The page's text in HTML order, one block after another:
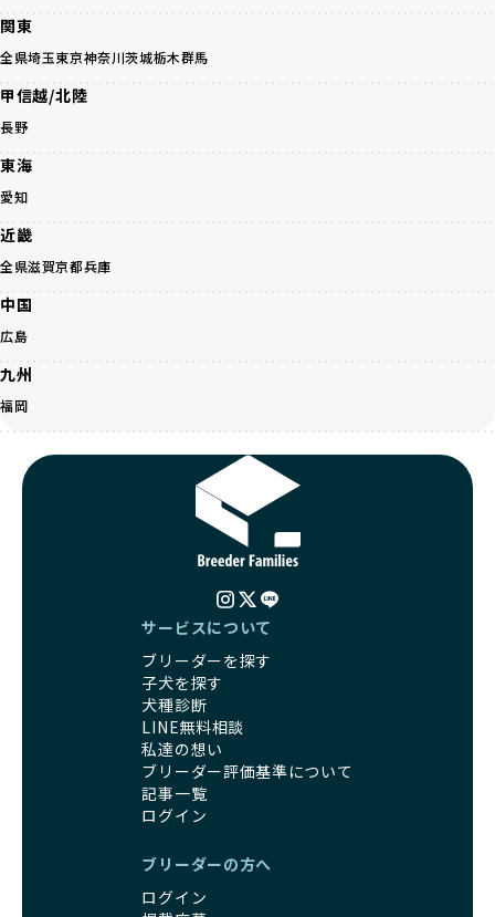
子犬をお迎えすることで、こうした社会貢献活動を間接的に
支えることができます。
BreederFamiliesに登録されているブリーダーは、子犬が心
身ともに健康に育つための環境づくりに全力を注いでいま
す。
遺伝的なリスクを最小限に抑えた繁殖計画、栄養バランスが
考えられた食事、子犬がのびのびと動ける適度な運動環境、
さらに獣医師と連携した健康管理まで徹底しています。
その結果、BreederFamiliesを通じてお迎えする子犬は、元
気で健康なスタートを切れることが大きな魅力です。
子犬の社会性は、家庭でのしつけをスムーズにする重要なポ
イントです。BreederFamiliesのブリーダーは、母犬や兄弟
犬、人との触れ合いの時間をしっかり確保し、子犬が自然に
コミュニケーション能力を身につけられるよう育てていま
す。
家庭に迎えたその日から、すでに社会性の基盤ができている
ため、新しい環境にもスムーズに適応できます。
これにより、飼い主さんにとっても安心してスタートできる
でしょう。
BreederFamiliesのブリーダーは、犬種に関する豊富な知識
と経験を持っています。そのため、子犬を迎えた後の健康管
理やしつけ、生活スタイルに合わせた育て方について、丁寧
なアドバイスを受けられます。「この犬種ならではの特徴
ば、専門的な視点から解決のヒントをもらえるのも安心でき
るポイントです。
クリアした方々だけです。運営チームがブリーダーに直接ヒ
アリングを行い、現地確認を経て透明性の高い情報を公開し
これにより、ユーザーは見た目だけでなく、育成環境や健康
管理体制、社会性の取り組みといった客観的なデータを基に
安心して子犬を選ぶことができます。
子犬のお迎えまでのやりとりに不安を感じる方も多いかもし
れませんが、BreederFamiliesならその心配は無用です。
運営チームがブリーダーとのやりとりを全面的にサポートし
ます。不明点やトラブルが発生した場合も迅速に対応するた
め、安心してお迎え準備を進められます。
ます。
優良ブリーダーは、こうした流行に流されず、ワンちゃんの
カラーの子犬を販売する場合は、健康リスクを十分に理解
し、飼い主にそのリスクについて丁寧に説明しています。食
ワンちゃんの健康を第一にした繁殖を心がけています。
「見た目以上に健康重視」の詳細はこちら
引退犬とは、繁殖期を終えたワンちゃんたちのことを指しま
す。
を願っています。よって、引退後も自宅で飼育を続けるか、
信頼できる相手に譲渡するなど、ワンちゃんが幸せに暮らせ
一方、営利優先ブリーダーは引退犬を「コスト」として考
え、早く手放すことを考えます。場合によっては、悪徳保護
団体に引き渡されることもあり、ワンちゃんの生活が不安定
になる可能性が高まります。
引退犬に対する扱いがどうなっているかも、優良ブリーダー
を見分けるポイントとなります。
「引退犬も大切に」の詳細はこちら
社会化とは、ワンちゃんが人間や他の犬、日常の環境にスム
ーズに適応できるようにするプロセスです。ワンちゃんの社
会化は、生後3週間から12週間頃の「社会化期」と呼ばれる
時期が特に重要です。この期間は、ブリーダーが飼育してい
る時期と重なるため、ワンちゃんが人や他の犬、家庭環境に
対して適応力を高めるための基礎を築く貴重な機会となりま
優良ブリーダーは、母犬との愛情ある触れ合いや、兄弟犬や
他の犬との遊び、人や日常的な家庭環境への慣れを促すこと
で社会化を進めています。これにより、新しい家族に迎えら
れた後もストレスなく過ごせるようサポートします。
営利優先ブリーダーは、母犬から早期に分離し、ケージ内で
う機会が少なく、社会性が十分に育たないことがあります。
こうしたワンちゃんは、家庭環境に適応しづらくなるリスク
関東
全県埼玉東京神奈川茨城栃木群馬
甲信越/北陸
長野
東海
愛知
近畿
全県滋賀京都兵庫
中国
広島
九州
福岡
サービスについて
ブリーダーを探す
子犬を探す
犬種診断
LINE無料相談
私達の想い
ブリーダー評価基準について
記事一覧
ログイン
ブリーダーの方へ
ログイン